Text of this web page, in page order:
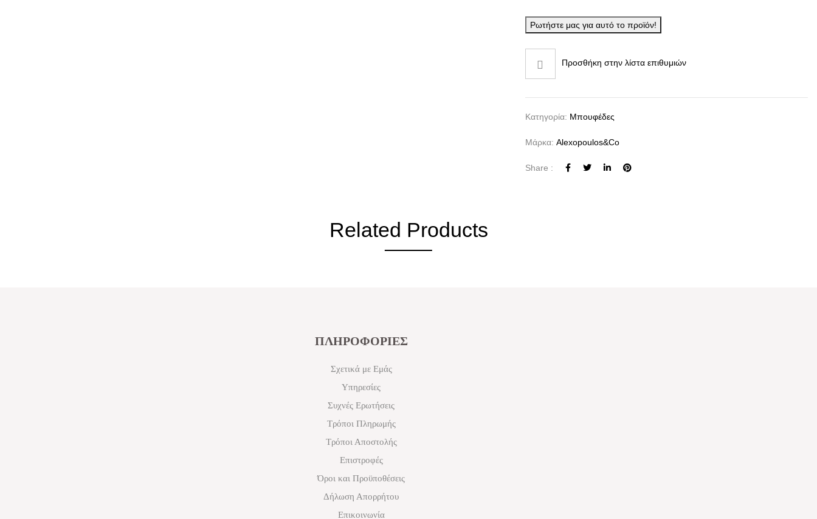
Ρωτήστε μας για αυτό το προϊόν!
Προσθήκη στην λίστα επιθυμιών
Κατηγορία: Μπουφέδες
Μάρκα: Alexopoulos&co
Share :
Related Products
ΠΛΗΡΟΦΟΡΙΕΣ
Σχετικά με Εμάς
Υπηρεσίες
Συχνές Ερωτήσεις
Τρόποι Πληρωμής
Τρόποι Αποστολής
Επιστροφές
Όροι και Προϋποθέσεις
Δήλωση Απορρήτου
Επικοινωνία